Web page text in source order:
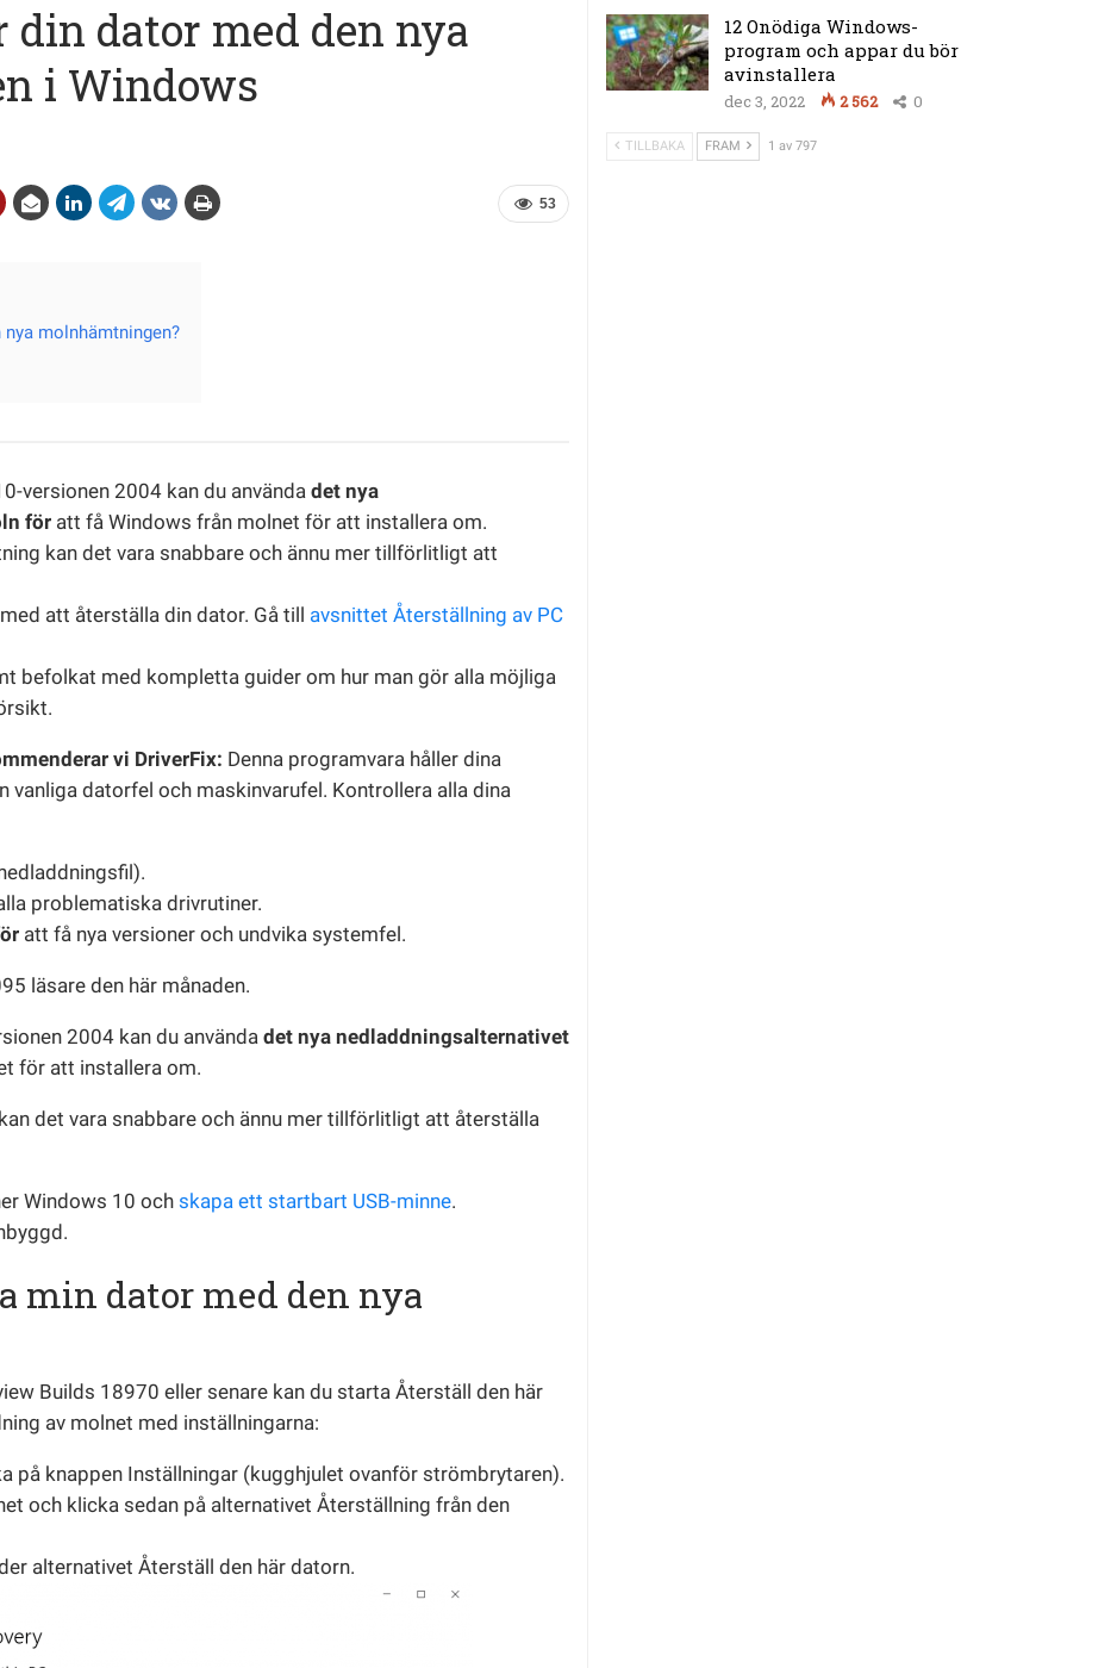
dator med den nya
i Windows
53
molnhämtningen?
versionen 2004 kan du användadet nya
för att få Windows från molnet för att installera om.
kan det vara snabbare och ännu mer tillförlitligt att
att återställa din dator. Gå till avsnittet Återställning av PC
befolkat med kompletta guider om hur man gör alla möjliga
vi DriverFix: Denna programvara håller dina
vanliga datorfel och maskinvarufel. Kontrollera alla dina
problematiska drivrutiner.
att få nya versioner och undvika systemfel.
läsare den här månaden.
2004 kan du användadet nya nedladdningsalternativet
för att installera om.
det vara snabbare och ännu mer tillförlitligt att återställa
Windows 10 ochskapa ett startbart USB-minne.
min dator med den nya
Builds 18970 eller senare kan du starta Återställ den här
av molnet med inställningarna:
på knappen Inställningar (kugghjulet ovanför strömbrytaren).
och klicka sedan på alternativet Återställning från den
alternativet Återställ den här datorn.
12 Onödiga Windows-
program och appar du bör
avinstallera
dec 3, 2022 2 562 0
TILLBAKA FRAM 1 av 797